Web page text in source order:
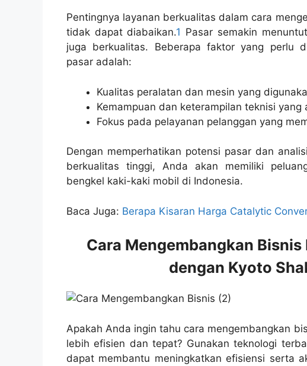
Pentingnya layanan berkualitas dalam cara
tidak dapat diabaikan.1 Pasar semakin
juga berkualitas. Beberapa faktor yang perlu
pasar adalah:
Kualitas peralatan dan mesin yang
Kemampuan dan keterampilan teknisi yang
Fokus pada pelayanan pelanggan yang
Dengan memperhatikan potensi pasar dan
berkualitas tinggi, Anda akan memiliki
bengkel kaki-kaki mobil di Indonesia.
Baca Juga: Berapa Kisaran Harga Catalytic
Cara Mengembangkan
dengan Kyoto
Apakah Anda ingin tahu cara mengembangkan
lebih efisien dan tepat? Gunakan teknologi
dapat membantu meningkatkan efisiensi serta